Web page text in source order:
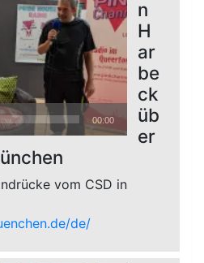
00:00
n
H
ar
be
ck
üb
er
vom CSD in
de/